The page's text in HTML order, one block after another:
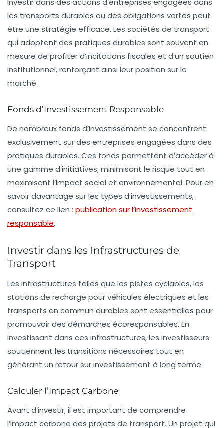
les transports durables ou des obligations vertes peut
être une stratégie efficace. Les sociétés de transport
qui adoptent des pratiques durables sont souvent en
mesure de profiter d’incitations fiscales et d’un soutien
institutionnel, renforçant ainsi leur position sur le
marché.
Fonds d’Investissement Responsable
De nombreux fonds d’investissement se concentrent
exclusivement sur des entreprises engagées dans des
pratiques durables. Ces fonds permettent d’accéder à
une gamme d’initiatives, minimisant le risque tout en
maximisant l’impact social et environnemental. Pour en
savoir davantage sur les types d’investissements,
consultez ce lien : publication sur l’investissement
responsable.
Investir dans les Infrastructures de
Transport
Les infrastructures telles que les pistes cyclables, les
stations de recharge pour véhicules électriques et les
transports en commun durables sont essentielles pour
promouvoir des démarches écoresponsables. En
investissant dans ces infrastructures, les investisseurs
soutiennent les transitions nécessaires tout en
générant un retour sur investissement à long terme.
Calculer l’Impact Carbone
Avant d’investir, il est important de comprendre
l’impact carbone des projets de transport. Un projet qui